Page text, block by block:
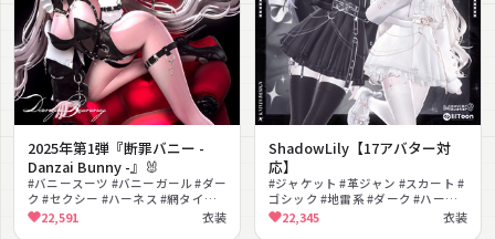
2025年第1弾『断罪バニー -
Danzai Bunny -』🐰
#バニースーツ #バニーガール #ダー
ク #セクシー #ハーネス #網タイツ #
ハイヒール #チョーカー #十字架 #
クール
22,591 衣装
ShadowLily【17アバター対
応】
#ジャケット #革ジャン #スカート #
ゴシック #地雷系 #ダーク #ハーネ
ス #ガーター #チェーン #冬服
22,345 衣装